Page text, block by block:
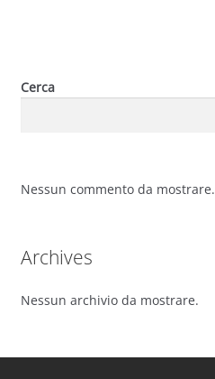
Cerca
Nessun commento da mostrare.
Archives
Nessun archivio da mostrare.